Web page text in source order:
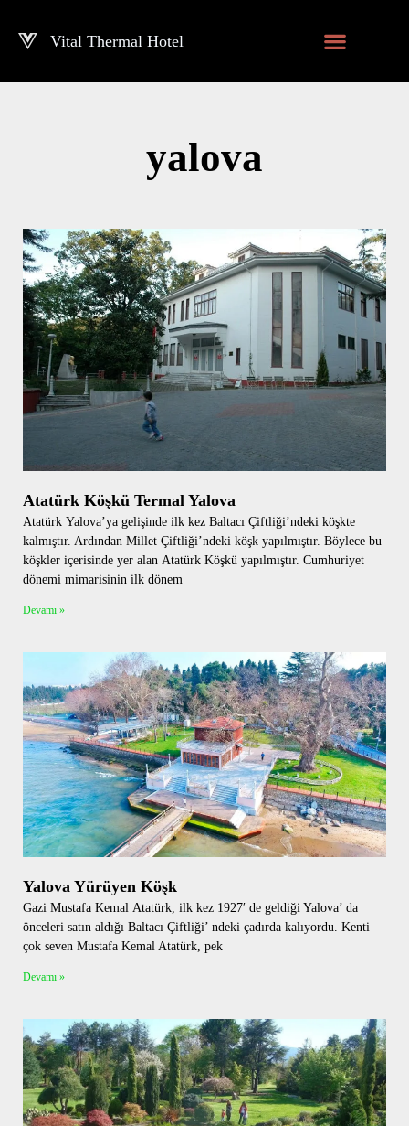
İçeriğe Vital Thermal Hotel
yalova
Atatürk Köşkü Termal Yalova
Atatürk Yalova’ya gelişinde ilk kez Baltacı Çiftliği’ndeki köşkte
kalmıştır. Ardından Millet Çiftliği’ndeki köşk yapılmıştır. Böylece bu
köşkler içerisinde yer alan Atatürk Köşkü yapılmıştır. Cumhuriyet
dönemi mimarisinin ilk dönem
Devamı »
Yalova Yürüyen Köşk
Gazi Mustafa Kemal Atatürk, ilk kez 1927′ de geldiği Yalova’ da
önceleri satın aldığı Baltacı Çiftliği’ ndeki çadırda kalıyordu. Kenti
çok seven Mustafa Kemal Atatürk, pek
Devamı »